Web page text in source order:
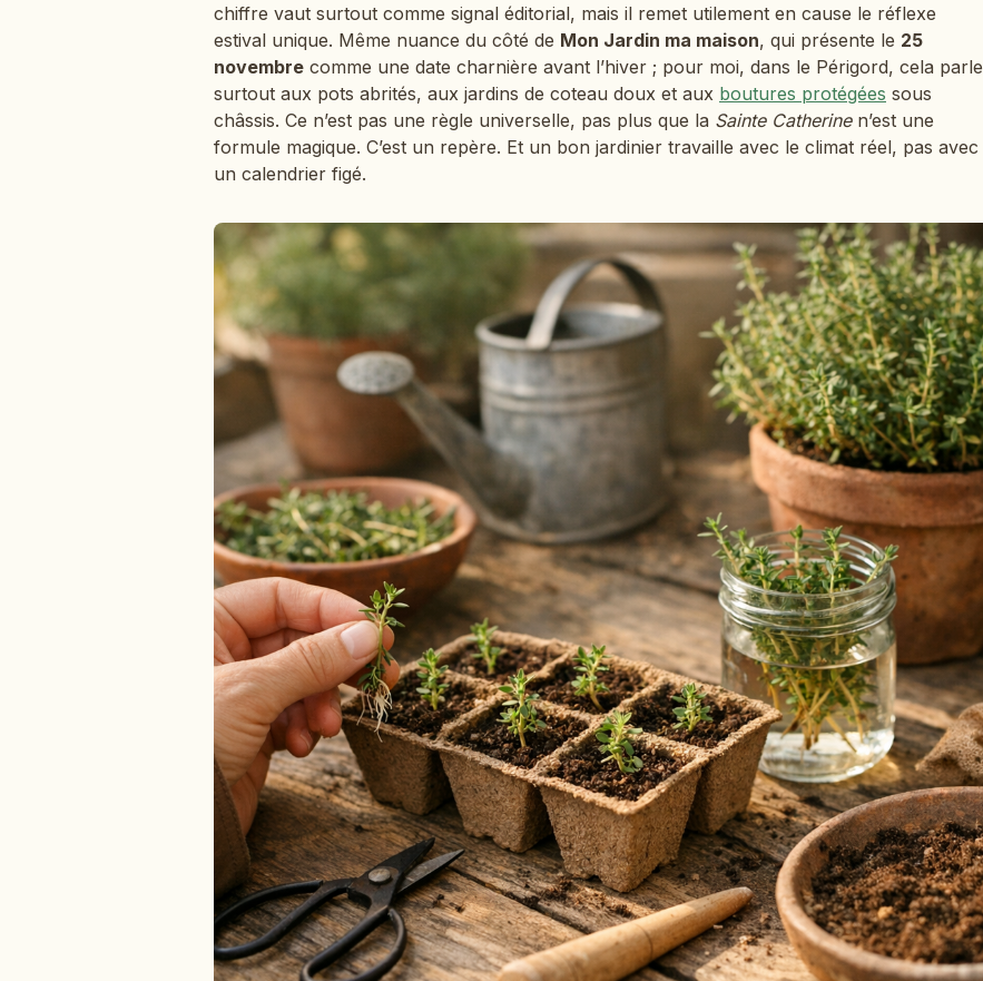
chiffre vaut surtout comme signal éditorial, mais il remet utilement en cause le réflexe
estival unique. Même nuance du côté de Mon Jardin ma maison, qui présente le 25
novembre comme une date charnière avant l’hiver ; pour moi, dans le Périgord, cela parle
surtout aux pots abrités, aux jardins de coteau doux et aux boutures protégées sous
châssis. Ce n’est pas une règle universelle, pas plus que la Sainte Catherinen’est une
formule magique. C’est un repère. Et un bon jardinier travaille avec le climat réel, pas avec
un calendrier figé.